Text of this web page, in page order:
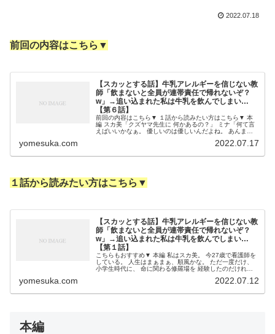
2022.07.18
前回の内容はこちら▼
【スカッとする話】牛乳アレルギーを信じない教
師「飲まないと全員が連帯責任で帰れないぞ？
w」→追い込まれた私は牛乳を飲んでしまい…
【第６話】
前回の内容はこちら▼ １話から読みたい方はこちら▼ 本
編 スカ美「クズヤマ先生に 何かあるの？」 ミナ「何て言
えばいいかなぁ。 優しいのは優しいんだよね。 あんまり
yomesuka.com 2022.07.17
１話から読みたい方はこちら▼
【スカッとする話】牛乳アレルギーを信じない教
師「飲まないと全員が連帯責任で帰れないぞ？
w」→追い込まれた私は牛乳を飲んでしまい…
【第１話】
こちらもおすすめ▼ 本編 私はスカ美。 今27歳で看護師を
している。 人生はまぁまぁ、順風かな。 ただ一度だけ、
小学生時代に、 命に関わる修羅場を 経験したのだけれ
yomesuka.com 2022.07.12
本編